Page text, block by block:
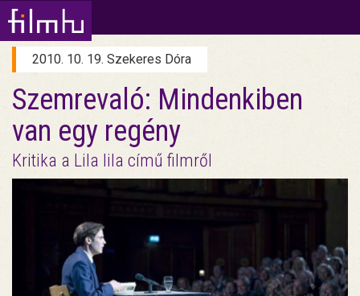
2010. 10. 19. Szekeres Dóra
Szemrevaló: Mindenkiben
van egy regény
Kritika a Lila lila című filmről